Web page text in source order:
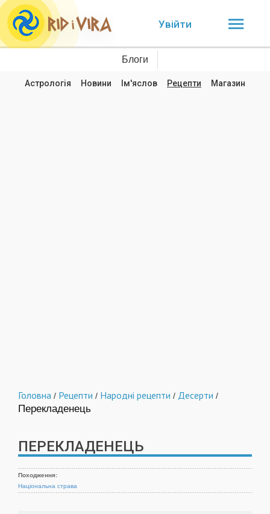
Увійти
Блоги
Астрологія Новини Ім'яслов Рецепти Магазин
Головна / Рецепти / Народні рецепти / Десерти /
Перекладенець
ПЕРЕКЛАДЕНЕЦЬ
Походження:
Національна страва